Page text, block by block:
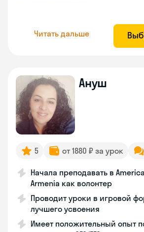
Читать дальше
Ануш
5 от 1880 ₽ за урок
Начала преподавать в
Armenia как волонтер
Проводит уроки в игровой
лучшего усвоения
Имеет положительный опыт